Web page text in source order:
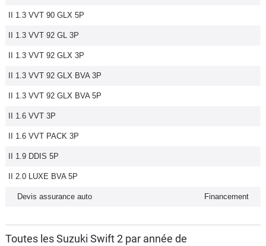
Forum
Marques
II 1.3 VVT 90 GLX 5P
II 1.3 VVT 92 GL 3P
II 1.3 VVT 92 GLX 3P
II 1.3 VVT 92 GLX BVA 3P
II 1.3 VVT 92 GLX BVA 5P
II 1.6 VVT 3P
II 1.6 VVT PACK 3P
II 1.9 DDIS 5P
II 2.0 LUXE BVA 5P
Devis assurance auto Financement
Toutes les Suzuki Swift 2 par année de